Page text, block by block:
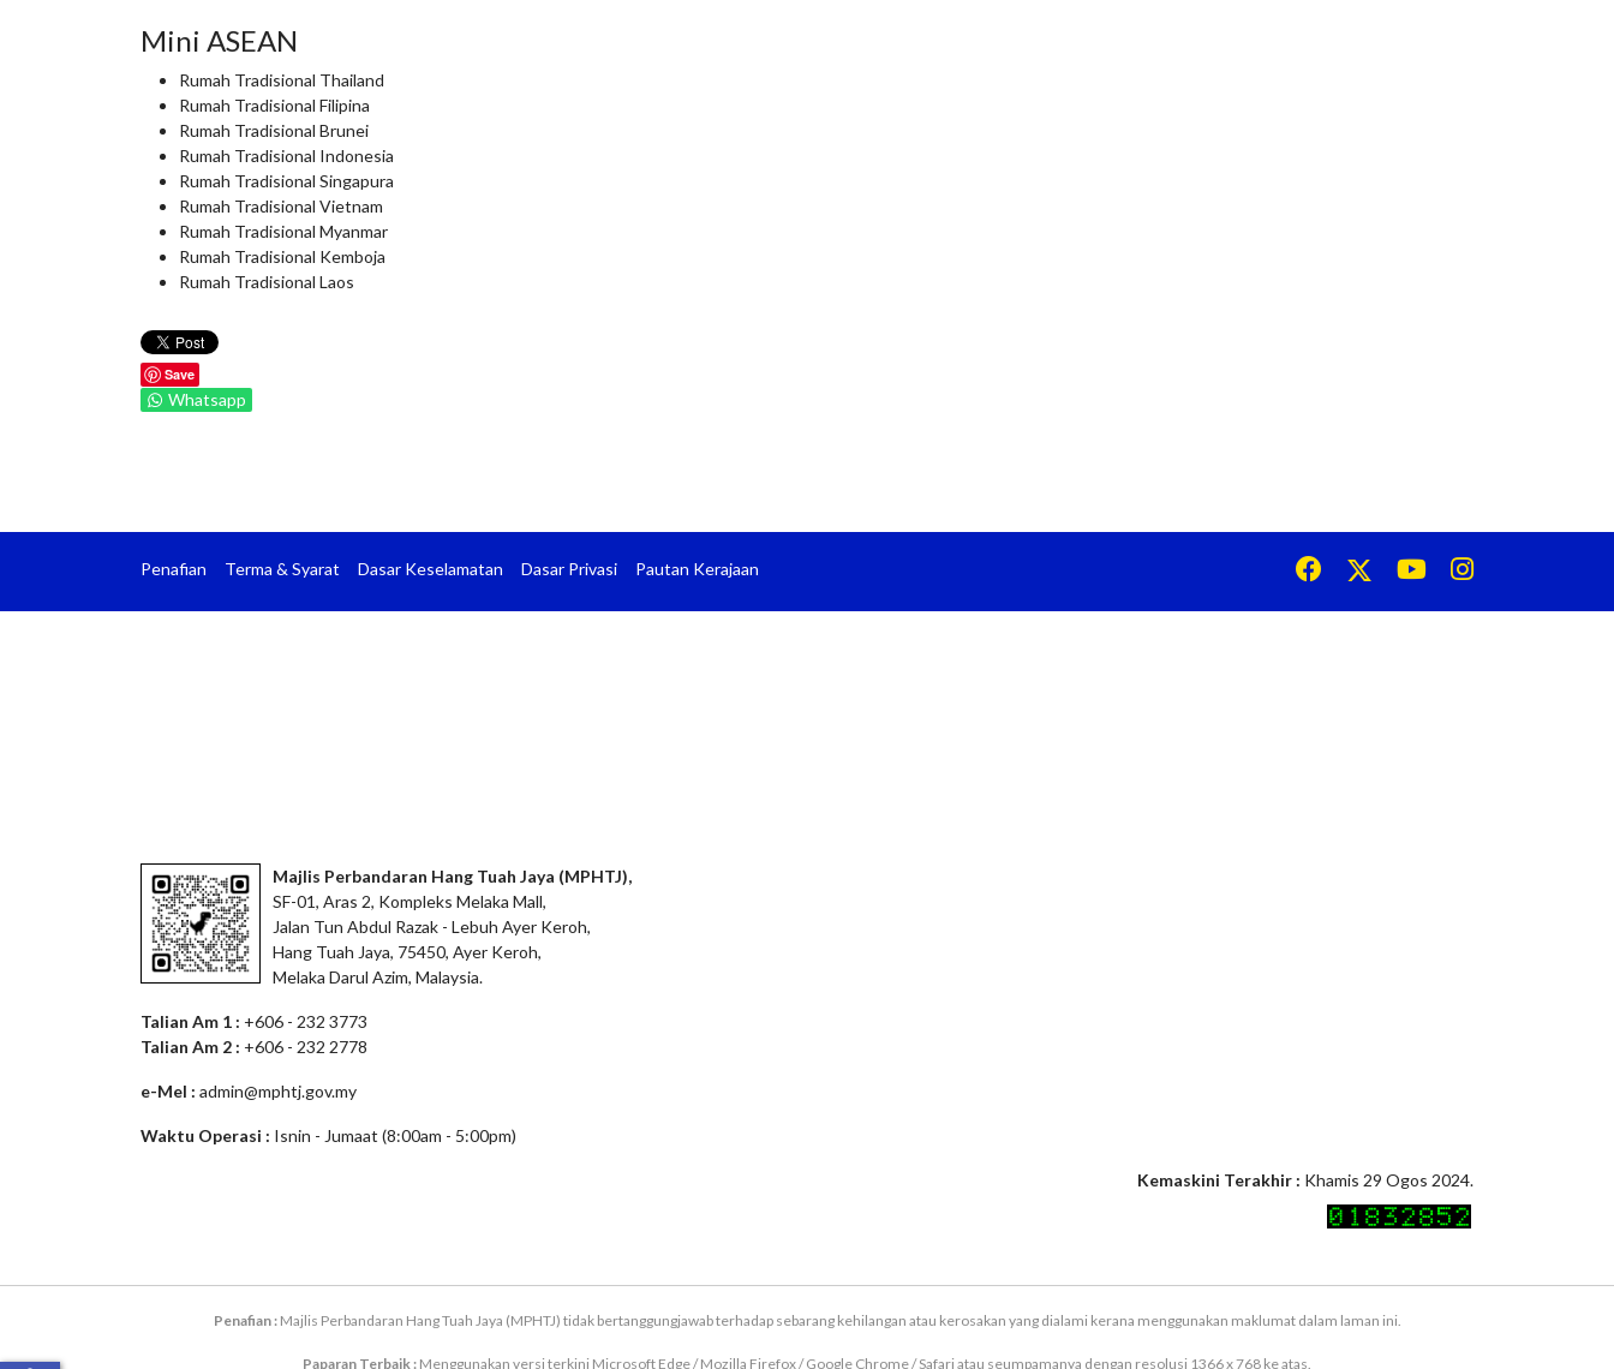
Mini ASEAN
Rumah Tradisional Thailand
Rumah Tradisional Filipina
Rumah Tradisional Brunei
Rumah Tradisional Indonesia
Rumah Tradisional Singapura
Rumah Tradisional Vietnam
Rumah Tradisional Myanmar
Rumah Tradisional Kemboja
Rumah Tradisional Laos
Save
Whatsapp
Penafian Terma & Syarat Dasar Keselamatan Dasar Privasi Pautan Kerajaan
Majlis Perbandaran Hang Tuah Jaya (MPHTJ),
SF-01, Aras 2, Kompleks Melaka Mall,
Jalan Tun Abdul Razak - Lebuh Ayer Keroh,
Hang Tuah Jaya, 75450, Ayer Keroh,
Melaka Darul Azim, Malaysia.
Talian Am 1 : +606 - 232 3773
Talian Am 2 : +606 - 232 2778
e-Mel : admin@mphtj.gov.my
Waktu Operasi : Isnin - Jumaat (8:00am - 5:00pm)
Kemaskini Terakhir : Khamis 29 Ogos 2024.
Penafian :Majlis Perbandaran Hang Tuah Jaya (MPHTJ) tidak bertanggungjawab terhadap sebarang kehilangan atau kerosakan yang dialami kerana menggunakan maklumat dalam laman ini.
Paparan Terbaik : Menggunakan versi terkini Microsoft Edge / Mozilla Firefox / Google Chrome / Safari atau seumpamanya dengan resolusi 1366 x 768 ke atas.